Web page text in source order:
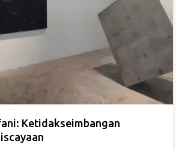
Ketidakseimbangan